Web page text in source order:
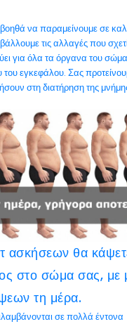
να παραμείνουμε σε
τις αλλαγές που
για όλα τα όργανα του
εγκεφάλου. Σας
στη διατήρηση της
ασκήσεων θα
στο σώμα σας, με
τη μέρα.
σε πολλά έντονα